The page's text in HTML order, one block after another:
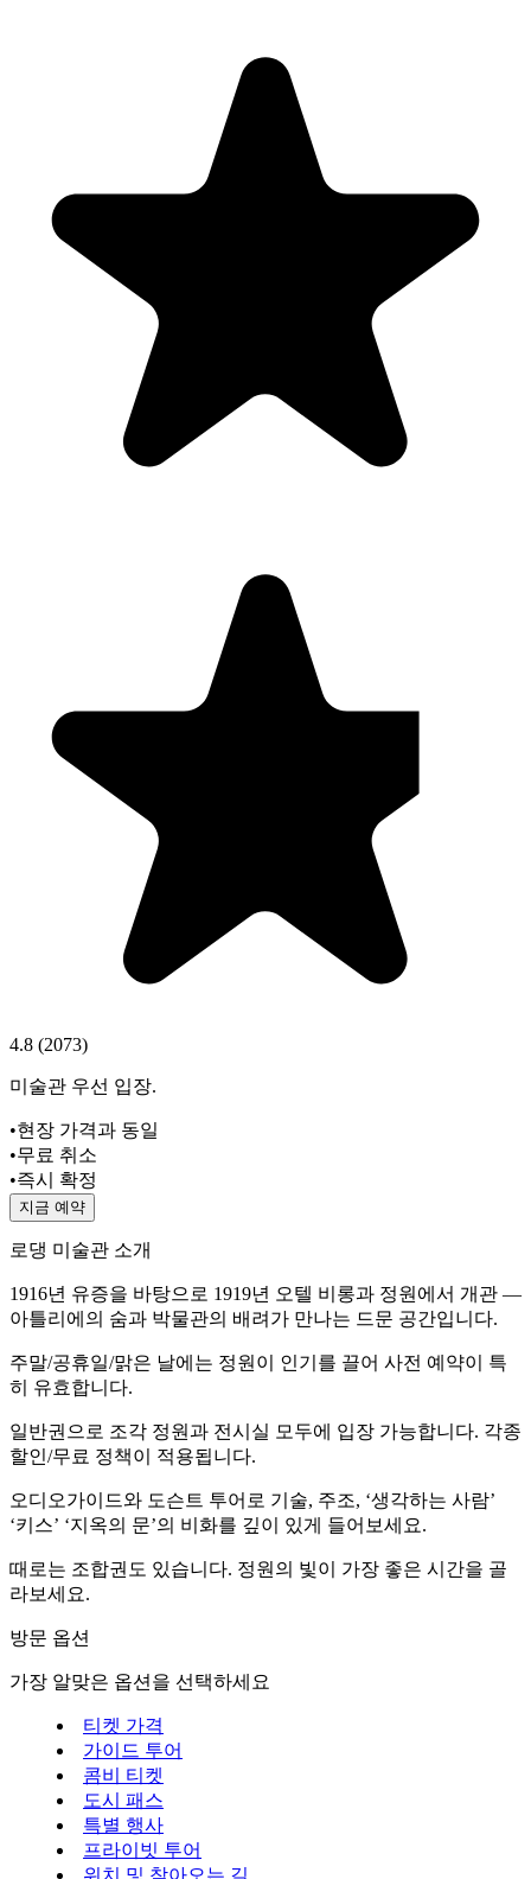
4.8 (2073)
미술관 우선 입장.
•현장 가격과 동일
•무료 취소
•즉시 확정
지금 예약
로댕 미술관 소개
1916년 유증을 바탕으로 1919년 오텔 비롱과 정원에서 개관 —
아틀리에의 숨과 박물관의 배려가 만나는 드문 공간입니다.
주말/공휴일/맑은 날에는 정원이 인기를 끌어 사전 예약이 특
히 유효합니다.
일반권으로 조각 정원과 전시실 모두에 입장 가능합니다. 각종
할인/무료 정책이 적용됩니다.
오디오가이드와 도슨트 투어로 기술, 주조, ‘생각하는 사람’
‘키스’ ‘지옥의 문’의 비화를 깊이 있게 들어보세요.
때로는 조합권도 있습니다. 정원의 빛이 가장 좋은 시간을 골
라보세요.
방문 옵션
가장 알맞은 옵션을 선택하세요
티켓 가격
가이드 투어
콤비 티켓
도시 패스
특별 행사
프라이빗 투어
위치 및 찾아오는 길